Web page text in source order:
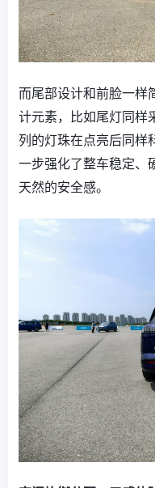
而尾部设计和前脸一样
计元素，比如尾灯同样
列的灯珠在点亮后同样
一步强化了整车稳定、
天然的安全感。